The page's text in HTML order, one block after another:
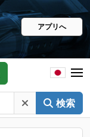
アプリへ
検索